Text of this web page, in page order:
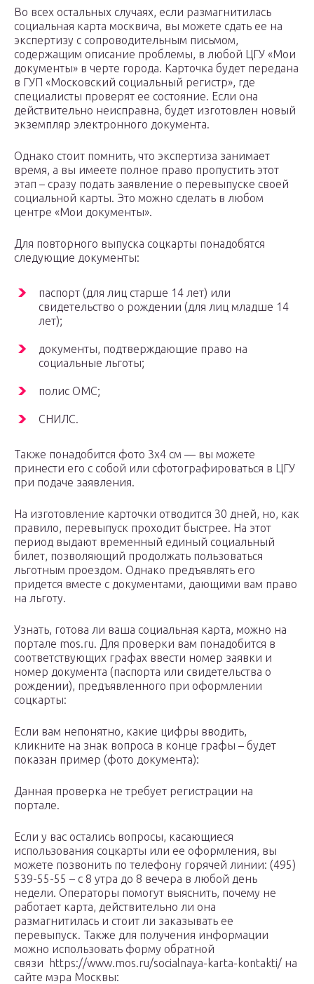
Во всех остальных случаях, если размагнитилась
социальная карта москвича, вы можете сдать ее на
экспертизу с сопроводительным письмом,
содержащим описание проблемы, в любой ЦГУ «Мои
документы» в черте города. Карточка будет передана
в ГУП «Московский социальный регистр», где
специалисты проверят ее состояние. Если она
действительно неисправна, будет изготовлен новый
экземпляр электронного документа.
Однако стоит помнить, что экспертиза занимает
время, а вы имеете полное право пропустить этот
этап – сразу подать заявление о перевыпуске своей
социальной карты. Это можно сделать в любом
центре «Мои документы».
Для повторного выпуска соцкарты понадобятся
следующие документы:
паспорт (для лиц старше 14 лет) или
свидетельство о рождении (для лиц младше 14
лет);
документы, подтверждающие право на
социальные льготы;
полис ОМС;
СНИЛС.
Также понадобится фото 3х4 см — вы можете
принести его с собой или сфотографироваться в ЦГУ
при подаче заявления.
На изготовление карточки отводится 30 дней, но, как
правило, перевыпуск проходит быстрее. На этот
период выдают временный единый социальный
билет, позволяющий продолжать пользоваться
льготным проездом. Однако предъявлять его
придется вместе с документами, дающими вам право
на льготу.
Узнать, готова ли ваша социальная карта, можно на
портале mos.ru. Для проверки вам понадобится в
соответствующих графах ввести номер заявки и
номер документа (паспорта или свидетельства о
рождении), предъявленного при оформлении
соцкарты:
Если вам непонятно, какие цифры вводить,
кликните на знак вопроса в конце графы – будет
показан пример (фото документа):
Данная проверка не требует регистрации на
портале.
Если у вас остались вопросы, касающиеся
использования соцкарты или ее оформления, вы
можете позвонить по телефону горячей линии: (495)
539-55-55 – с 8 утра до 8 вечера в любой день
недели. Операторы помогут выяснить, почему не
работает карта, действительно ли она
размагнитилась и стоит ли заказывать ее
перевыпуск. Также для получения информации
можно использовать форму обратной
связи https://www.mos.ru/socialnaya-karta-kontakti/ на
сайте мэра Москвы: